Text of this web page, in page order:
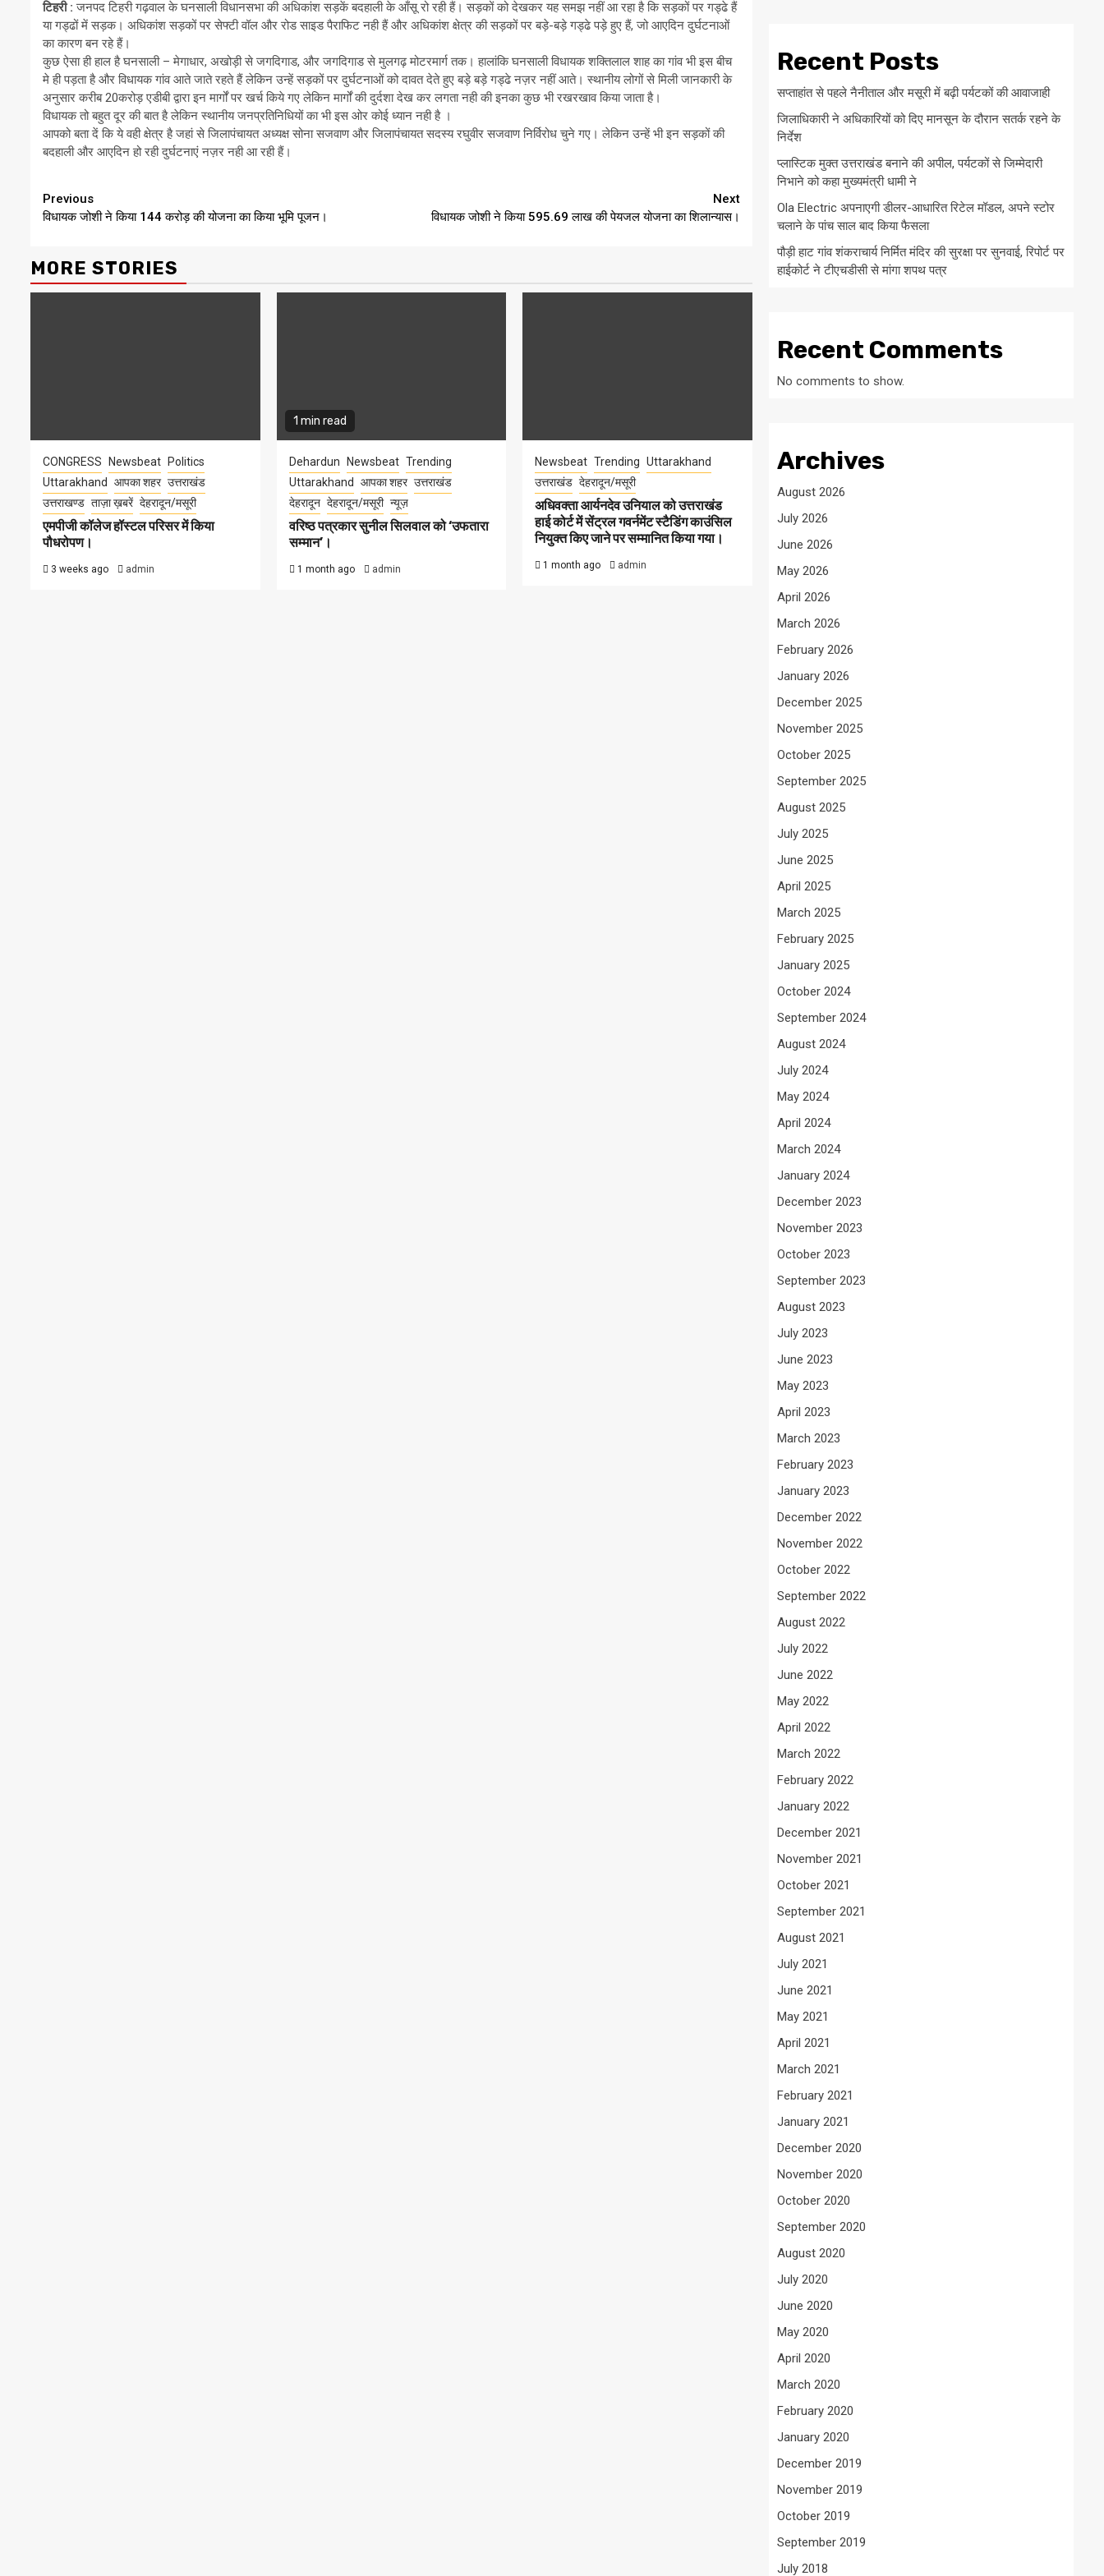
टिहरी : जनपद टिहरी गढ़वाल के घनसाली विधानसभा की अधिकांश सड़कें बदहाली के आँसू रो रही हैं। सड़कों को देखकर यह समझ नहीं आ रहा है कि सड़कों पर गड्ढे हैं
या गड्ढों में सड़क। अधिकांश सड़कों पर सेफ्टी वॉल और रोड साइड पैराफिट नही हैं और अधिकांश क्षेत्र की सड़कों पर बड़े-बड़े गड्ढे पड़े हुए हैं, जो आएदिन दुर्घटनाओं
का कारण बन रहे हैं।
कुछ ऐसा ही हाल है घनसाली – मेगाधार, अखोड़ी से जगदिगाड, और जगदिगाड से मुलगढ़ मोटरमार्ग तक। हालांकि घनसाली विधायक शक्तिलाल शाह का गांव भी इस बीच
मे ही पड़ता है और विधायक गांव आते जाते रहते हैं लेकिन उन्हें सड़कों पर दुर्घटनाओं को दावत देते हुए बड़े बड़े गड्ढे नज़र नहीं आते। स्थानीय लोगों से मिली जानकारी के
अनुसार करीब 20करोड़ एडीबी द्वारा इन मार्गों पर खर्च किये गए लेकिन मार्गों की दुर्दशा देख कर लगता नही की इनका कुछ भी रखरखाव किया जाता है।
विधायक तो बहुत दूर की बात है लेकिन स्थानीय जनप्रतिनिधियों का भी इस ओर कोई ध्यान नही है ।
आपको बता दें कि ये वही क्षेत्र है जहां से जिलापंचायत अध्यक्ष सोना सजवाण और जिलापंचायत सदस्य रघुवीर सजवाण निर्विरोध चुने गए। लेकिन उन्हें भी इन सड़कों की
बदहाली और आएदिन हो रही दुर्घटनाएं नज़र नही आ रही हैं।
Continue
Reading
Previous
विधायक जोशी ने किया 144 करोड़ की योजना का किया भूमि पूजन।
Next
विधायक जोशी ने किया 595.69 लाख की पेयजल योजना का शिलान्यास।
MORE STORIES
CONGRESS Newsbeat
Politics
Uttarakhand
आपका शहर उत्तराखंड
उत्तराखण्ड ताज़ा ख़बरें देहरादून/मसूरी
एमपीजी कॉलेज हॉस्टल परिसर में किया
पौधरोपण।
3 weeks ago admin
1 min read
Dehardun Newsbeat Trending
Uttarakhand
आपका शहर उत्तराखंड
देहरादून देहरादून/मसूरी न्यूज़
वरिष्ठ पत्रकार सुनील सिलवाल को ‘उफतारा
सम्मान’।
1 month ago admin
Newsbeat Trending Uttarakhand
उत्तराखंड देहरादून/मसूरी
अधिवक्ता आर्यनदेव उनियाल को उत्तराखंड
हाई कोर्ट में सेंट्रल गवर्नमेंट स्टैडिंग काउंसिल
नियुक्त किए जाने पर सम्मानित किया गया।
1 month ago admin
Recent Posts
सप्ताहांत से पहले नैनीताल और मसूरी में बढ़ी पर्यटकों की आवाजाही
जिलाधिकारी ने अधिकारियों को दिए मानसून के दौरान सतर्क रहने के
निर्देश
प्लास्टिक मुक्त उत्तराखंड बनाने की अपील, पर्यटकों से जिम्मेदारी
निभाने को कहा मुख्यमंत्री धामी ने
Ola Electric अपनाएगी डीलर-आधारित रिटेल मॉडल, अपने स्टोर
चलाने के पांच साल बाद किया फैसला
पौड़ी हाट गांव शंकराचार्य निर्मित मंदिर की सुरक्षा पर सुनवाई, रिपोर्ट पर
हाईकोर्ट ने टीएचडीसी से मांगा शपथ पत्र
Recent Comments
No comments to show.
Archives
August 2026
July 2026
June 2026
May 2026
April 2026
March 2026
February 2026
January 2026
December 2025
November 2025
October 2025
September 2025
August 2025
July 2025
June 2025
April 2025
March 2025
February 2025
January 2025
October 2024
September 2024
August 2024
July 2024
May 2024
April 2024
March 2024
January 2024
December 2023
November 2023
October 2023
September 2023
August 2023
July 2023
June 2023
May 2023
April 2023
March 2023
February 2023
January 2023
December 2022
November 2022
October 2022
September 2022
August 2022
July 2022
June 2022
May 2022
April 2022
March 2022
February 2022
January 2022
December 2021
November 2021
October 2021
September 2021
August 2021
July 2021
June 2021
May 2021
April 2021
March 2021
February 2021
January 2021
December 2020
November 2020
October 2020
September 2020
August 2020
July 2020
June 2020
May 2020
April 2020
March 2020
February 2020
January 2020
December 2019
November 2019
October 2019
September 2019
July 2018